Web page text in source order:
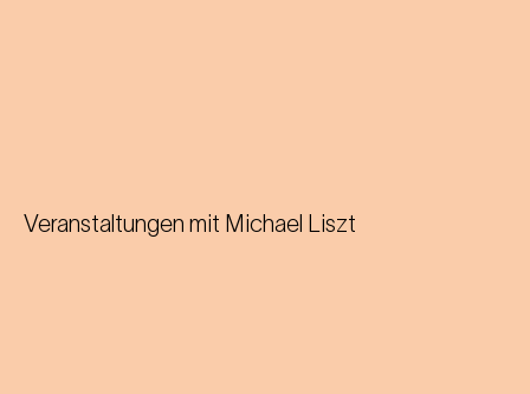
Veranstaltungen mit Michael Liszt